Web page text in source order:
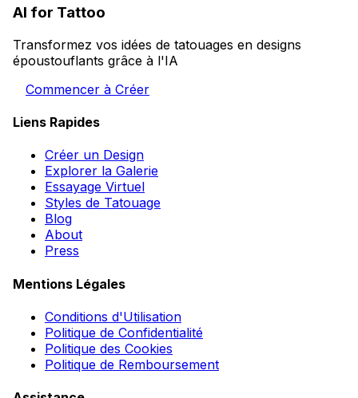
AI for Tattoo
Transformez vos idées de tatouages en designs
époustouflants grâce à l'IA
Commencer à Créer
Liens Rapides
Créer un Design
Explorer la Galerie
Essayage Virtuel
Styles de Tatouage
Blog
About
Press
Mentions Légales
Conditions d'Utilisation
Politique de Confidentialité
Politique des Cookies
Politique de Remboursement